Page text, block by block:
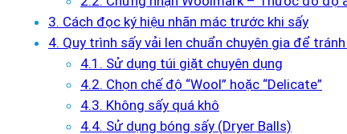
3. Cách đọc ký hiệu nhãn mác trước khi sấy
4. Quy trình sấy vải len chuẩn chuyên gia để
4.1. Sử dụng túi giặt chuyên dụng
4.2. Chọn chế độ “Wool” hoặc “Delicate”
4.3. Không sấy quá khô
4.4. Sử dụng bóng sấy (Dryer Balls)